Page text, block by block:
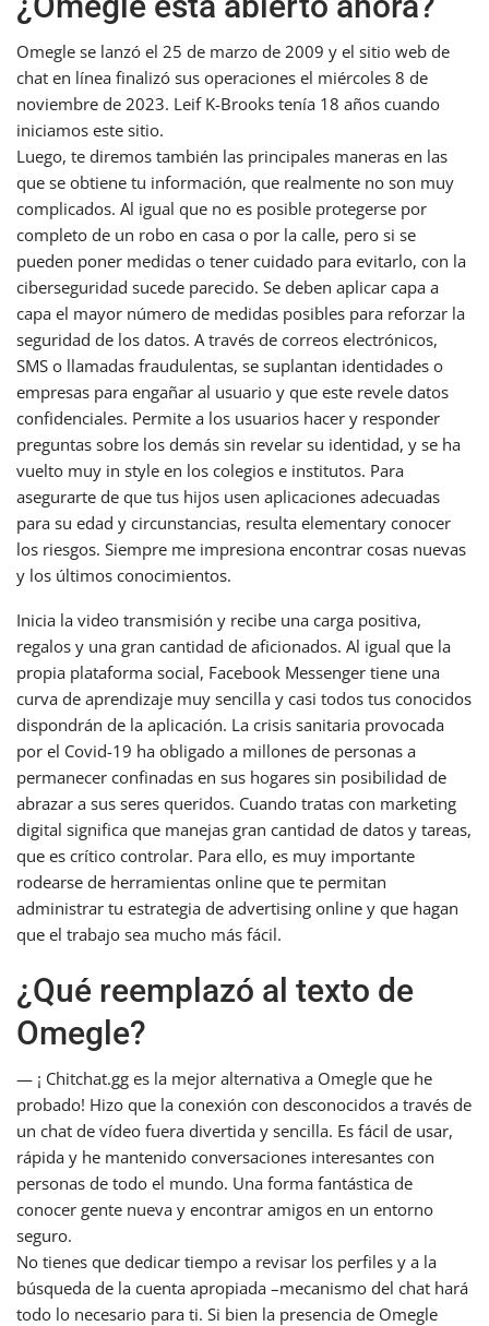
Omegle se lanzó el 25 de marzo de 2009 y el sitio web de
chat en línea finalizó sus operaciones el miércoles 8 de
noviembre de 2023. Leif K-Brooks tenía 18 años cuando
iniciamos este sitio.
Luego, te diremos también las principales maneras en las
que se obtiene tu información, que realmente no son muy
complicados. Al igual que no es posible protegerse por
completo de un robo en casa o por la calle, pero si se
pueden poner medidas o tener cuidado para evitarlo, con la
ciberseguridad sucede parecido. Se deben aplicar capa a
capa el mayor número de medidas posibles para reforzar la
seguridad de los datos. A través de correos electrónicos,
SMS o llamadas fraudulentas, se suplantan identidades o
empresas para engañar al usuario y que este revele datos
confidenciales. Permite a los usuarios hacer y responder
preguntas sobre los demás sin revelar su identidad, y se ha
vuelto muy in style en los colegios e institutos. Para
asegurarte de que tus hijos usen aplicaciones adecuadas
para su edad y circunstancias, resulta elementary conocer
los riesgos. Siempre me impresiona encontrar cosas nuevas
y los últimos conocimientos.
Inicia la video transmisión y recibe una carga positiva,
regalos y una gran cantidad de aficionados. Al igual que la
propia plataforma social, Facebook Messenger tiene una
curva de aprendizaje muy sencilla y casi todos tus conocidos
dispondrán de la aplicación. La crisis sanitaria provocada
por el Covid-19 ha obligado a millones de personas a
permanecer confinadas en sus hogares sin posibilidad de
abrazar a sus seres queridos. Cuando tratas con marketing
digital significa que manejas gran cantidad de datos y tareas,
que es crítico controlar. Para ello, es muy importante
rodearse de herramientas online que te permitan
administrar tu estrategia de advertising online y que hagan
que el trabajo sea mucho más fácil.
¿Qué reemplazó al texto de
Omegle?
— ¡ Chitchat.gg es la mejor alternativa a Omegle que he
probado! Hizo que la conexión con desconocidos a través de
un chat de vídeo fuera divertida y sencilla. Es fácil de usar,
rápida y he mantenido conversaciones interesantes con
personas de todo el mundo. Una forma fantástica de
conocer gente nueva y encontrar amigos en un entorno
seguro.
No tienes que dedicar tiempo a revisar los perfiles y a la
búsqueda de la cuenta apropiada –mecanismo del chat hará
todo lo necesario para ti. Si bien la presencia de Omegle